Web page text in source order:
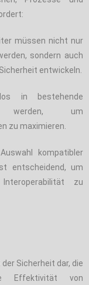
müssen nicht nur
sondern auch
entwickeln.
in bestehende
werden, um
zu maximieren.
kompatibler
entscheidend, um
zu
Sicherheit dar, die
von